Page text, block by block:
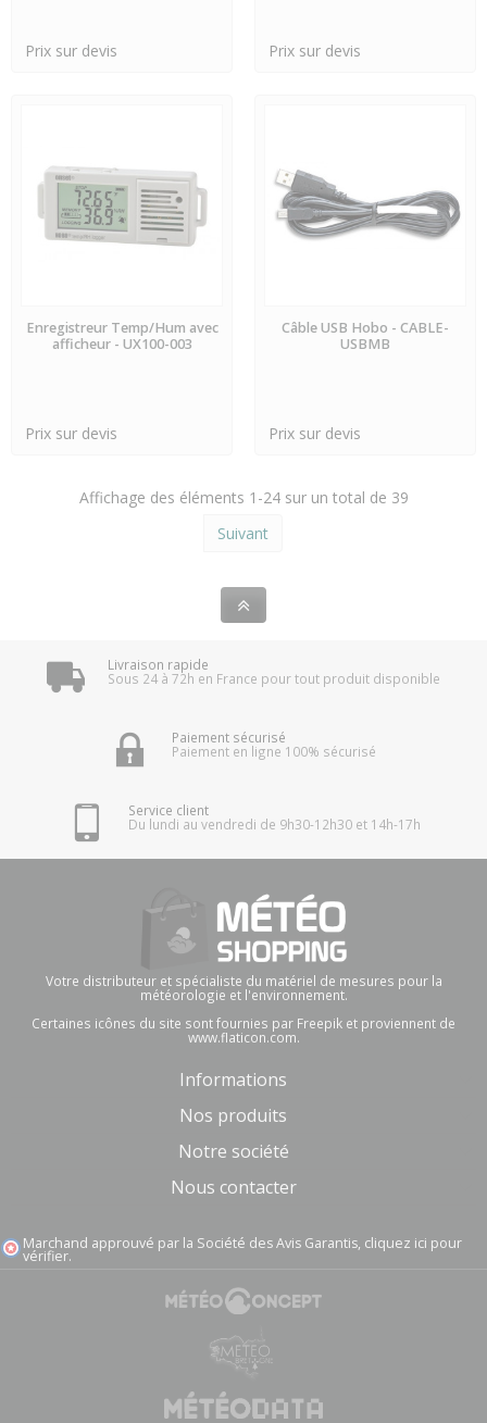
Prix sur devis Prix sur devis
PRÉCOMMANDE
Enregistreur Temp/Hum avec
afficheur - UX100-003
Prix sur devis
PRÉCOMMANDE
Câble USB Hobo - CABLE-
USBMB
Prix sur devis
Affichage des éléments 1-24 sur un total de 39
Suivant
Livraison rapide
Sous 24 à 72h en France pour tout produit disponible
Paiement sécurisé
Paiement en ligne 100% sécurisé
Service client
Du lundi au vendredi de 9h30-12h30 et 14h-17h
Votre distributeur et spécialiste du matériel de mesures pour la
météorologie et l'environnement.
Certaines icônes du site sont fournies par Freepik et proviennent de
www.flaticon.com.
Informations
Nos produits
Notre société
Nous contacter
Marchand approuvé par la Société des Avis Garantis, cliquez ici pour
vérifier.